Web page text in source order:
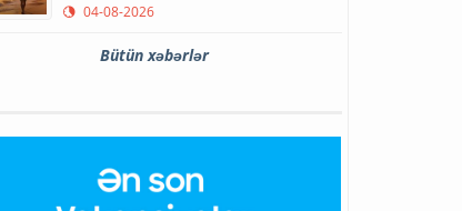
04-08-2026
Bütün xəbərlər